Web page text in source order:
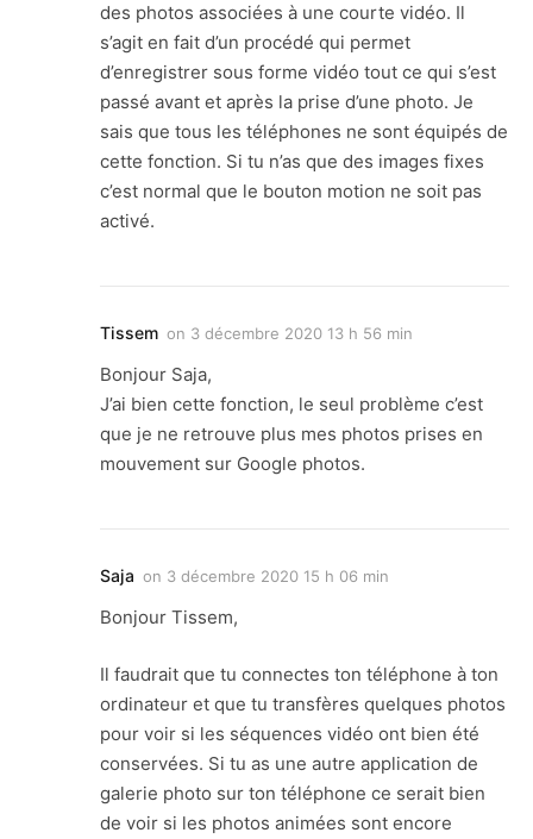
des photos associées à une courte vidéo. Il
s’agit en fait d’un procédé qui permet
d’enregistrer sous forme vidéo tout ce qui s’est
passé avant et après la prise d’une photo. Je
sais que tous les téléphones ne sont équipés de
cette fonction. Si tu n’as que des images fixes
c’est normal que le bouton motion ne soit pas
activé.
Tissem on 3 décembre 2020 13 h 56 min
Bonjour Saja,
J’ai bien cette fonction, le seul problème c’est
que je ne retrouve plus mes photos prises en
mouvement sur Google photos.
Saja on 3 décembre 2020 15 h 06 min
Bonjour Tissem,
Il faudrait que tu connectes ton téléphone à ton
ordinateur et que tu transfères quelques photos
pour voir si les séquences vidéo ont bien été
conservées. Si tu as une autre application de
galerie photo sur ton téléphone ce serait bien
de voir si les photos animées sont encore